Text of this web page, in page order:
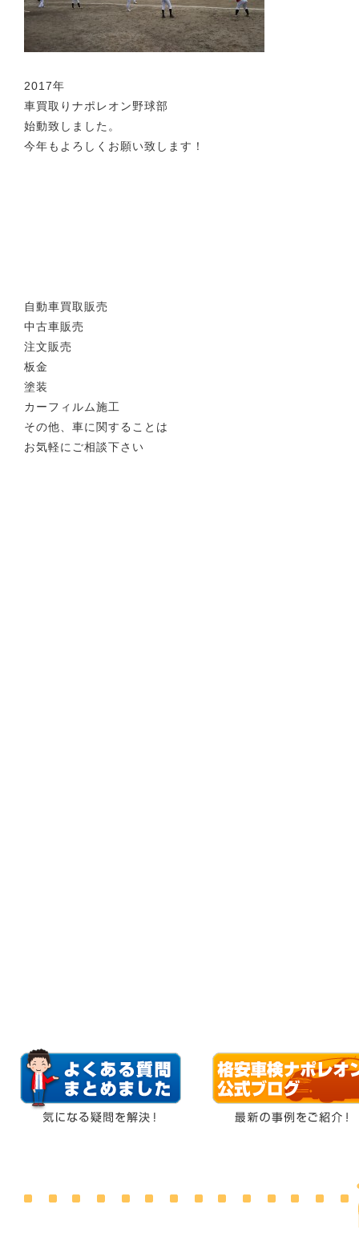
2017年
車買取りナポレオン野球部
始動致しました。
今年もよろしくお願い致します！
自動車買取販売
中古車販売
注文販売
板金
塗装
カーフィルム施工
その他、車に関することは
お気軽にご相談下さい